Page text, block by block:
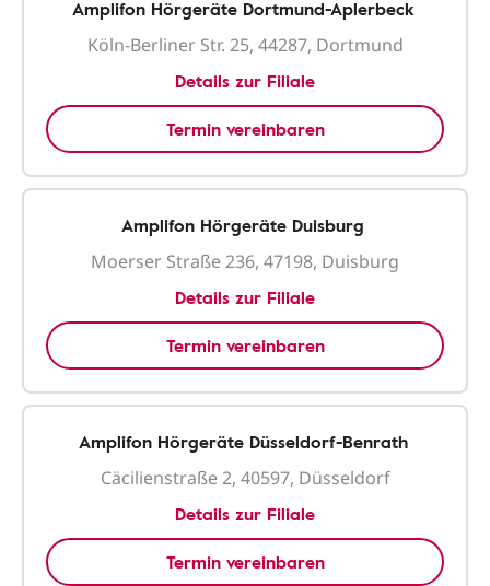
Amplifon Hörgeräte Dortmund-Aplerbeck
Köln-Berliner Str. 25, 44287, Dortmund
Details zur Filiale
Termin vereinbaren
Amplifon Hörgeräte Duisburg
Moerser Straße 236, 47198, Duisburg
Details zur Filiale
Termin vereinbaren
Amplifon Hörgeräte Düsseldorf-Benrath
Cäcilienstraße 2, 40597, Düsseldorf
Details zur Filiale
Termin vereinbaren